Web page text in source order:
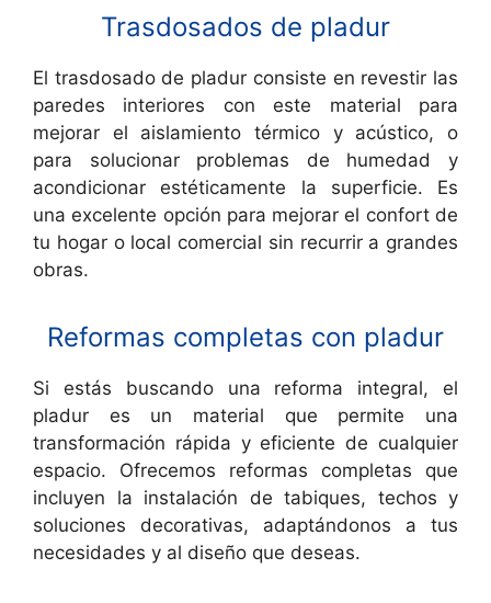
Trasdosados de pladur
El trasdosado de pladur consiste en revestir las
paredes interiores con este material para
mejorar el aislamiento térmico y acústico, o
para solucionar problemas de humedad y
acondicionar estéticamente la superficie. Es
una excelente opción para mejorar el confort de
tu hogar o local comercial sin recurrir a grandes
obras.
Reformas completas con pladur
Si estás buscando una reforma integral, el
pladur es un material que permite una
transformación rápida y eficiente de cualquier
espacio. Ofrecemos reformas completas que
incluyen la instalación de tabiques, techos y
soluciones decorativas, adaptándonos a tus
necesidades y al diseño que deseas.